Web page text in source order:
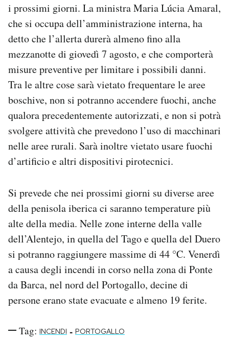
Area Personale
Newsletter
Notifiche mobile
Regala il Post
Hai bisogno di aiuto?
Esci
i prossimi giorni. La ministra Maria Lúcia Amaral,
che si occupa dell’amministrazione interna, ha
detto che l’allerta durerà almeno fino alla
mezzanotte di giovedì 7 agosto, e che comporterà
misure preventive per limitare i possibili danni.
Tra le altre cose sarà vietato frequentare le aree
boschive, non si potranno accendere fuochi, anche
qualora precedentemente autorizzati, e non si potrà
svolgere attività che prevedono l’uso di macchinari
nelle aree rurali. Sarà inoltre vietato usare fuochi
d’artificio e altri dispositivi pirotecnici.
Si prevede che nei prossimi giorni su diverse aree
della penisola iberica ci saranno temperature più
alte della media. Nelle zone interne della valle
dell’Alentejo, in quella del Tago e quella del Duero
si potranno raggiungere massime di 44 °C. Venerdì
a causa degli incendi in corso nella zona di Ponte
da Barca, nel nord del Portogallo, decine di
persone erano state evacuate e almeno 19 ferite.
Tag: INCENDI - PORTOGALLO